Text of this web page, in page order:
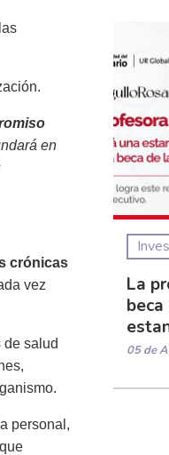
en
crónicas
vez
salud
personal,
La
05 de